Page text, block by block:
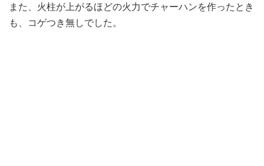
また、火柱が上がるほどの火力でチャーハンを作ったとき
も、コゲつき無しでした。